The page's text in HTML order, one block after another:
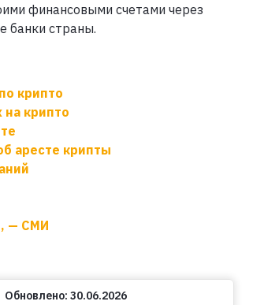
финансовыми счетами через
банки страны.
крипто
крипто
аресте крипты
— СМИ
Обновлено: 30.06.2026